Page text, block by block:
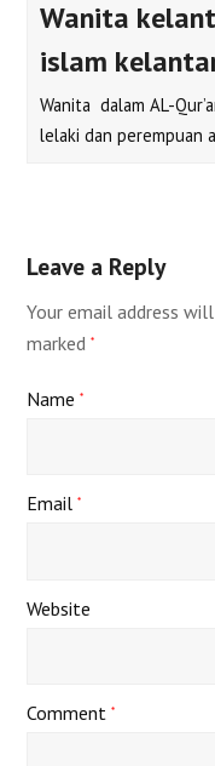
Wanita
islam
Wanita dalam AL-
lelaki dan perempuan
Leave a Reply
Your email address
marked*
Name*
Email*
Website
Comment*